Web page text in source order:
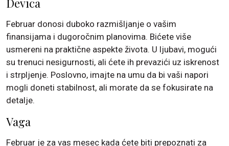
Devica
Februar donosi duboko razmišljanje o vašim
finansijama i dugoročnim planovima. Bićete više
usmereni na praktične aspekte života. U ljubavi, mogući
su trenuci nesigurnosti, ali ćete ih prevazići uz iskrenost
i strpljenje. Poslovno, imajte na umu da bi vaši napori
mogli doneti stabilnost, ali morate da se fokusirate na
detalje.
Vaga
Februar je za vas mesec kada ćete biti prepoznati za